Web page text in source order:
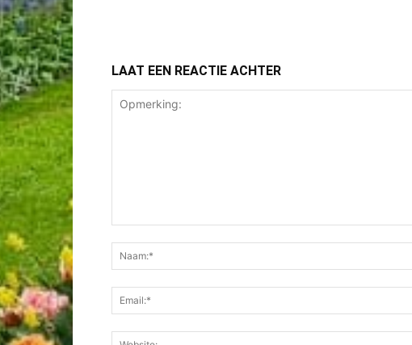
LAAT EEN REACTIE ACHTER